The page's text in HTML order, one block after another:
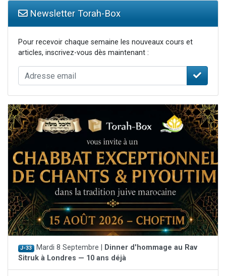
Newsletter Torah-Box
Pour recevoir chaque semaine les nouveaux cours et
articles, inscrivez-vous dès maintenant :
J-33 Mardi 8 Septembre |
Dinner d'hommage au Rav
Sitruk à Londres — 10 ans déjà